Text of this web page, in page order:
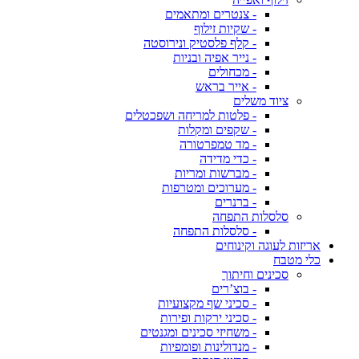
- צנטרים ומתאמים
- שקיות זילוף
- קלף פלסטיק ונירוסטה
- נייר אפיה ובניות
- מכחולים
- אייר בראש
ציוד משלים
- פלטות למריחה ושפכטלים
- שקפים ומקלות
- מד טמפרטורה
- כדי מדידה
- מברשות ומריות
- מערוכים ומטרפות
- ברנרים
סלסלות התפחה
- סלסלות התפחה
אריזות לעוגה וקינוחים
כלי מטבח
סכינים וחיתוך
- בוצ’רים
- סכיני שף מקצועיות
- סכיני ירקות ופירות
- משחיזי סכינים ומגנטים
- מנדולינות ופומפיות